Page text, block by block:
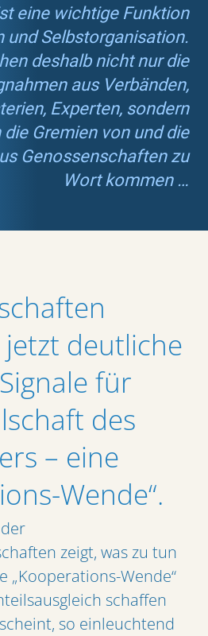
eine wichtige Funktion
und Selbstorganisation.
deshalb nicht nur die
aus Verbänden,
Experten, sondern
Gremien von und die
Genossenschaften zu
Wort kommen …
deutliche
für
des
– eine
Wende“.
zeigt, was zu tun
„Kooperations-Wende“
schaffen
so einleuchtend